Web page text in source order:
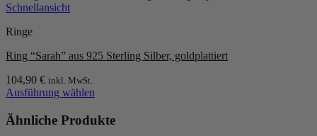
Schnellansicht
Ringe
Ring “Sarah” aus 925 Sterling Silber, goldplattiert
104,90 € inkl. MwSt.
Ausführung wählen
Produkt
Ähnliche Produkte